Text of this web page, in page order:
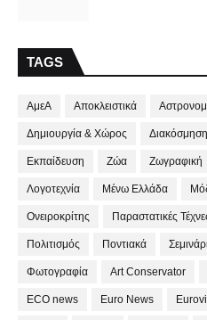
TAGS
ΑμεΑ Αποκλειστικά
Δημιουργία & Χώρος Διακόσμηση
Εκπαίδευση Ζώα Ζωγραφική
Λογοτεχνία Μένω Ελλάδα
Ονειροκρίτης Παραστατικές
Πολιτισμός Ποντιακά
Φωτογραφία Art Conservator
ECO news Euro News